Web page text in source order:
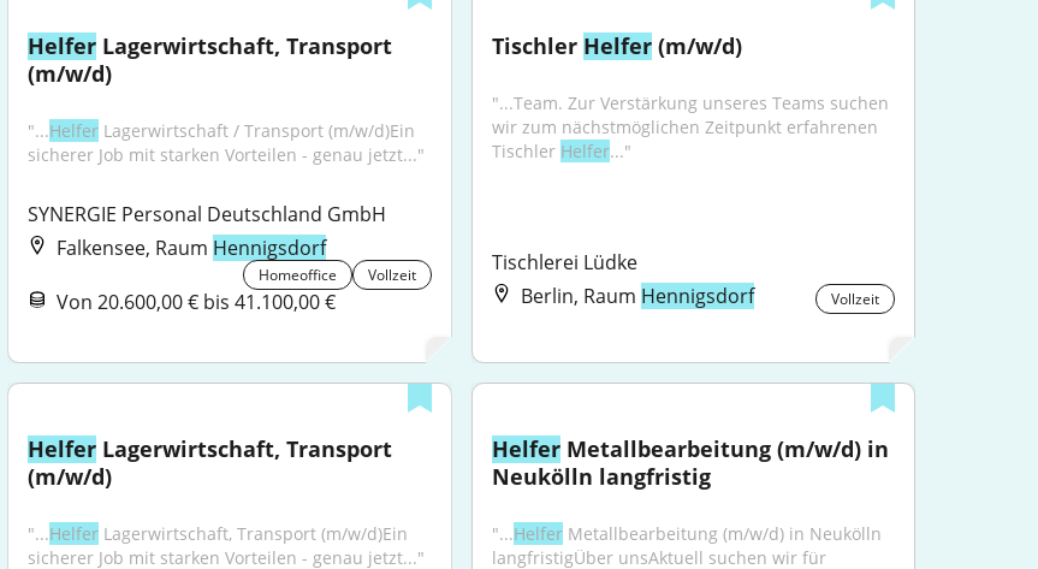
Helfer Lagerwirtschaft, Transport
(m/w/d)
"...Helfer Lagerwirtschaft / Transport (m/w/d)Ein
sicherer Job mit starken Vorteilen - genau jetzt..."
SYNERGIE Personal Deutschland GmbH
Falkensee, Raum Hennigsdorf
Homeoffice Vollzeit
Von 20.600,00 € bis 41.100,00 €
Tischler Helfer (m/w/d)
"...Team. Zur Verstärkung unseres Teams suchen
wir zum nächstmöglichen Zeitpunkt erfahrenen
Tischler Helfer..."
Tischlerei Lüdke
Berlin, Raum Hennigsdorf Vollzeit
Helfer Lagerwirtschaft, Transport
(m/w/d)
"...Helfer Lagerwirtschaft, Transport (m/w/d)Ein
sicherer Job mit starken Vorteilen - genau jetzt..."
Helfer Metallbearbeitung (m/w/d) in
Neukölln langfristig
"...Helfer Metallbearbeitung (m/w/d) in Neukölln
langfristigÜber unsAktuell suchen wir für